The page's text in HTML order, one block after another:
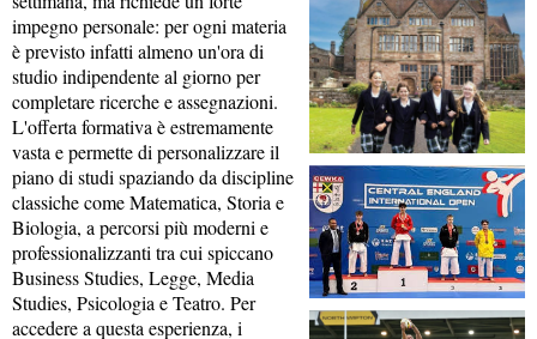
impegno personale: per ogni materia
è previsto infatti almeno un'ora di
studio indipendente al giorno per
completare ricerche e assegnazioni.
L'offerta formativa è estremamente
vasta e permette di personalizzare il
piano di studi spaziando da discipline
classiche come Matematica, Storia e
Biologia, a percorsi più moderni e
professionalizzanti tra cui spiccano
Business Studies, Legge, Media
Studies, Psicologia e Teatro. Per
accedere a questa esperienza, i